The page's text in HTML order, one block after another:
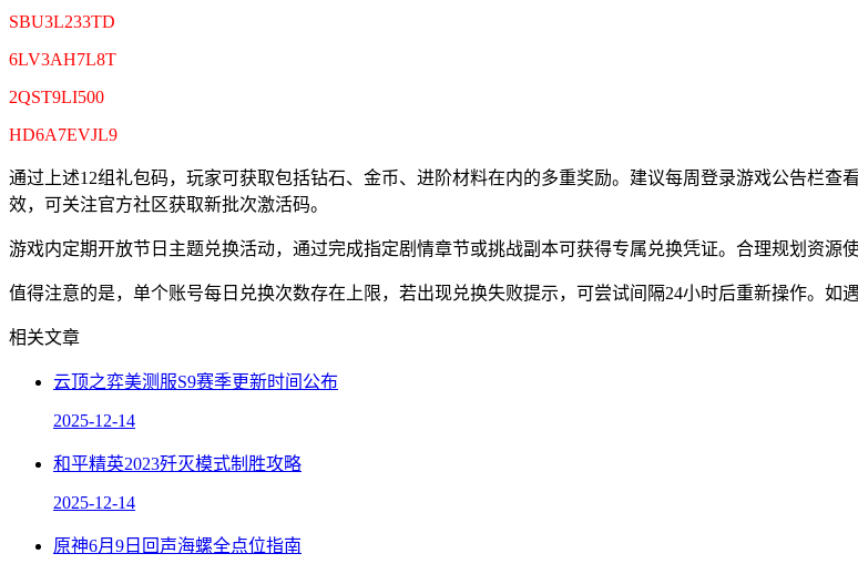
SBU3L233TD
6LV3AH7L8T
2QST9LI500
HD6A7EVJL9
通过上述12组礼包码，玩家可获取包括钻石、金币、进阶材料在内的多重奖励。建议每周登录游戏公告栏
效，可关注官方社区获取新批次激活码。
游戏内定期开放节日主题兑换活动，通过完成指定剧情章节或挑战副本可获得专属兑换凭证。合理规划资源
值得注意的是，单个账号每日兑换次数存在上限，若出现兑换失败提示，可尝试间隔24小时后重新操作。如
相关文章
云顶之弈美测服S9赛季更新时间公布
2025-12-14
和平精英2023歼灭模式制胜攻略
2025-12-14
原神6月9日回声海螺全点位指南